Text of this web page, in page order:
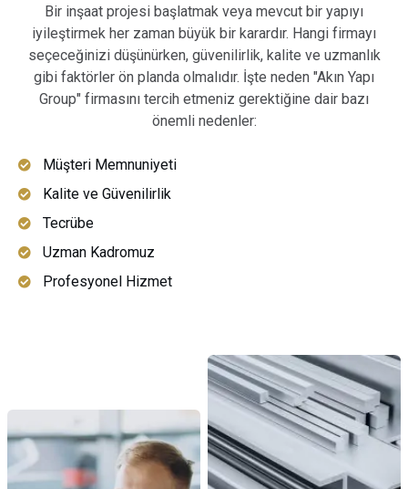
Bir inşaat projesi başlatmak veya mevcut bir yapıyı
iyileştirmek her zaman büyük bir karardır. Hangi firmayı
seçeceğinizi düşünürken, güvenilirlik, kalite ve uzmanlık
gibi faktörler ön planda olmalıdır. İşte neden "Akın Yapı
Group" firmasını tercih etmeniz gerektiğine dair bazı
önemli nedenler:
Müşteri Memnuniyeti
Kalite ve Güvenilirlik
Tecrübe
Uzman Kadromuz
Profesyonel Hizmet